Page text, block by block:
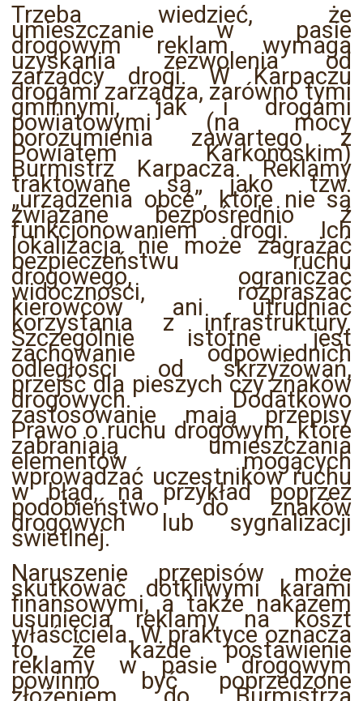
Trzeba wiedzieć, że
umieszczanie w pasie
drogowym reklam wymaga
uzyskania zezwolenia od
zarządcy drogi. W Karpaczu
drogami zarządza, zarówno tymi
gminnymi, jak i drogami
powiatowymi (na mocy
porozumienia zawartego z
Powiatem Karkonoskim)
Burmistrz Karpacza. Reklamy
traktowane są jako tzw.
„urządzenia obce”, które nie są
związane bezpośrednio z
funkcjonowaniem drogi. Ich
lokalizacja nie może zagrażać
bezpieczeństwu ruchu
drogowego, ograniczać
widoczności, rozpraszać
kierowców ani utrudniać
korzystania z infrastruktury.
Szczególnie istotne jest
zachowanie odpowiednich
odległości od skrzyżowań,
przejść dla pieszych czy znaków
drogowych. Dodatkowo
zastosowanie mają przepisy
Prawo o ruchu drogowym, które
zabraniają umieszczania
elementów mogących
wprowadzać uczestników ruchu
w błąd, na przykład poprzez
podobieństwo do znaków
drogowych lub sygnalizacji
świetlnej.
Naruszenie przepisów może
skutkować dotkliwymi karami
finansowymi, a także nakazem
usunięcia reklamy na koszt
właściciela. W praktyce oznacza
to, że każde postawienie
reklamy w pasie drogowym
powinno być poprzedzone